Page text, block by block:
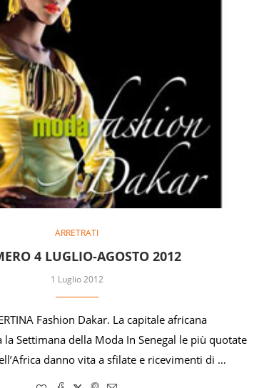
ARRETRATI
4 LUGLIO-AGOSTO 2012
1 Luglio 2012
Fashion Dakar. La capitale africana
la Settimana della Moda In Senegal le più quotate
danno vita a sfilate e ricevimenti di …